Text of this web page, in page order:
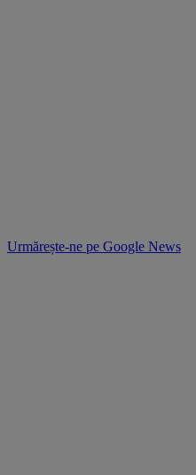
Urmărește-ne pe Google News